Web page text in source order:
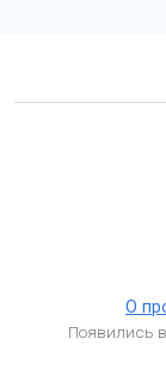
О
Появились